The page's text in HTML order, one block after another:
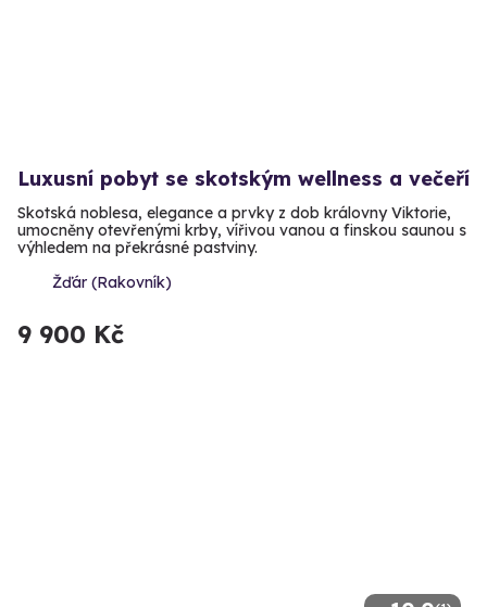
Luxusní pobyt se skotským wellness a večeří
Skotská noblesa, elegance a prvky z dob královny Viktorie,
umocněny otevřenými krby, vířivou vanou a finskou saunou s
výhledem na překrásné pastviny.
Žďár (Rakovník)
9 900 Kč